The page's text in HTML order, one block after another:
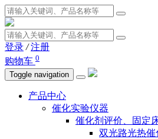
登录 / 注册
购物车 0
Toggle navigation
产品中心
催化实验仪器
催化剂评价、固定
双光路光热催